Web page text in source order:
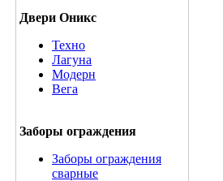
Двери Оникс
Техно
Лагуна
Модерн
Вега
Заборы ограждения
Заборы ограждения
сварные